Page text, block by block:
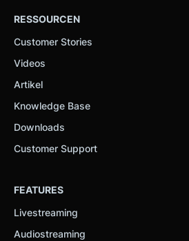
RESSOURCEN
Customer Stories
Videos
Artikel
Knowledge Base
Downloads
Customer Support
FEATURES
Livestreaming
Audiostreaming